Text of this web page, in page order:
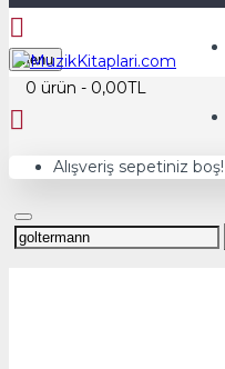
Menu
0 ürün - 0,00TL
Alışveriş sepetiniz boş!